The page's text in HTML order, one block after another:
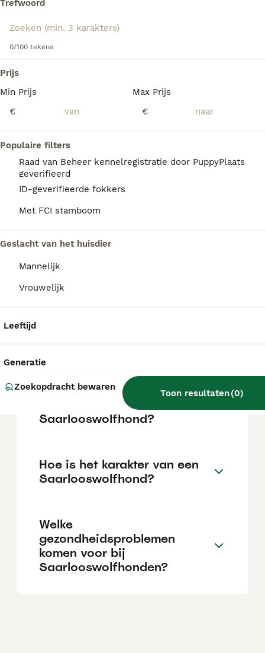
Trefwoord
0/100 tekens
Prijs
Min Prijs
€
Max Prijs
€
Populaire filters
Raad van Beheer kennelregistratie door PuppyPlaats
geverifieerd
ID-geverifieerde fokkers
Met FCI stamboom
Geslacht van het huisdier
Mannelijk
Vrouwelijk
Leeftijd
Generatie
Zoekopdracht bewaren
Toon resultaten(0)
over dit hondenras.
We hebben 0 Saarlooswolfhond Pups te koop
exacte zoekopdracht, sla dan je zoekopdracht op en
vind jouw perfecte hond:
Zoekopdracht bewaren
FAQ's
Kan een Saarlooswolfhond
alleen thuis blijven?
De Saarlooswolfhond vindt alleen
aangeleerd worden om een paar uur alleen
tijdens de puppyleeftijd. Opgesloten worden
Saarlooswolfhond worden?
Wat is de prijs van een
Saarlooswolfhond?
Hoe is het karakter van een
Saarlooswolfhond?
Welke
gezondheidsproblemen
komen voor bij
Saarlooswolfhonden?